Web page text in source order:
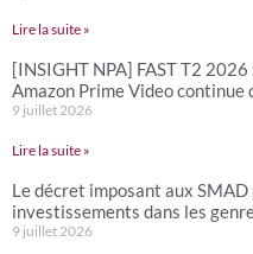
Lire la suite »
[INSIGHT NPA] FAST T2
Amazon Prime Video continue
9 juillet 2026
Lire la suite »
Le décret imposant aux
investissements dans les
9 juillet 2026